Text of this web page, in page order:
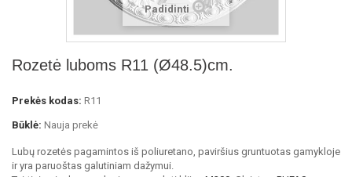
Padidinti
Rozetė luboms R11 (Ø48.5)cm.
Prekės kodas: R11
Būklė: Nauja prekė
Lubų rozetės pagamintos iš poliuretano, paviršius gruntuotas gamykloje
ir yra paruoštas galutiniam dažymui.